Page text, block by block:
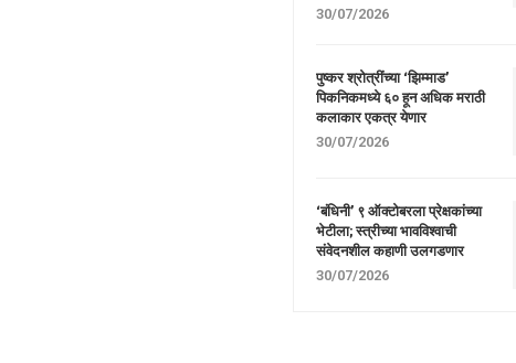
30/07/2026
पुष्कर श्रोत्रींच्या ‘झिम्माड’
पिकनिकमध्ये ६० हून अधिक मराठी
कलाकार एकत्र येणार
30/07/2026
‘बंधिनी’ ९ ऑक्टोबरला प्रेक्षकांच्या
भेटीला; स्त्रीच्या भावविश्वाची
संवेदनशील कहाणी उलगडणार
30/07/2026